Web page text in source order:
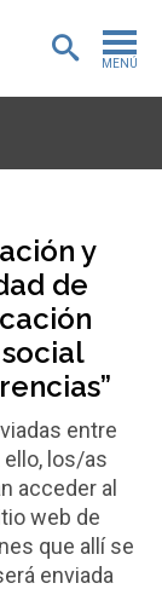
MENÚ
y
de
entre
ello, los/as
acceder al
web de
que allí se
enviada